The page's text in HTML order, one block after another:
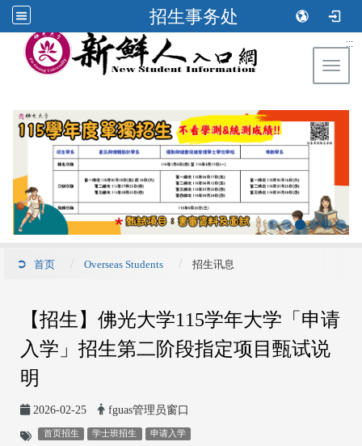
招生事务处
:::
首页 Overseas Students 招生讯息
【招生】佛光大学115学年大学「申请
入学」招生第二阶段指定项目甄试说
明
2026-02-25 fguas管理员窗口
首页招生 学士班招生 申请入学